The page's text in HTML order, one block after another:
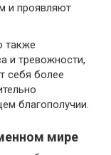
и проявляют
также
и тревожности,
себя более
благополучии.
мире